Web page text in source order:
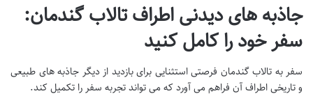
جاذبه های دیدنی اطراف تالاب گندمان:
سفر خود را کامل کنید
سفر به تالاب گندمان فرصتی استثنایی برای بازدید از دیگر جاذبه های طبیعی
و تاریخی اطراف آن فراهم می آورد که می تواند تجربه سفر را تکمیل کند.